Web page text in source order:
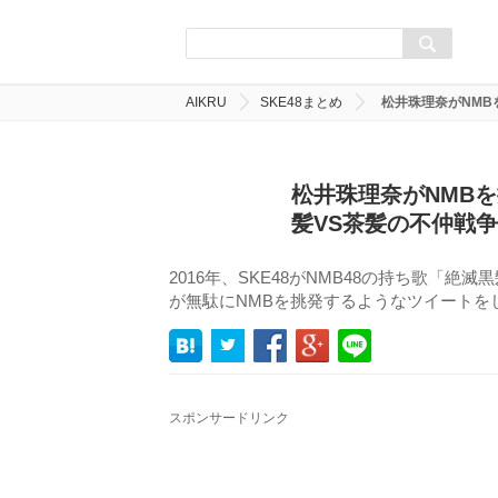
AIKRU SKE48まとめ 松井珠理奈がNMB
松井珠理奈がNMB
髪VS茶髪の不仲戦
2016年、SKE48がNMB48の持ち歌「絶滅
が無駄にNMBを挑発するようなツイート
スポンサードリンク